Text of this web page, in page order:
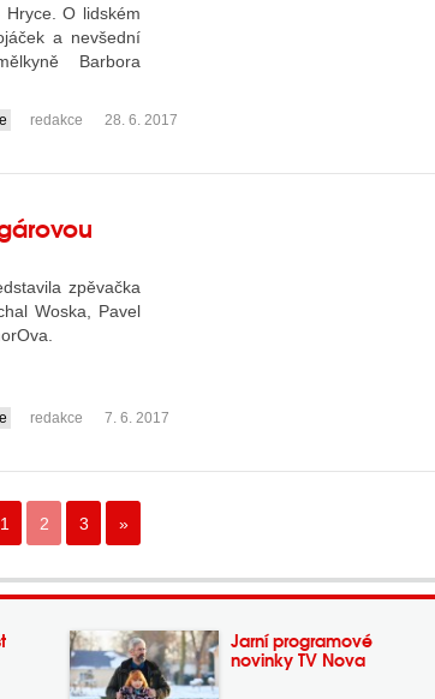
Hryce. O lidském
a nevšední
Barbora
redakce 28. 6. 2017
zpěvačka
Woska, Pavel
redakce 7. 6. 2017
1 2 3 »
Jarní programové
novinky TV Nova